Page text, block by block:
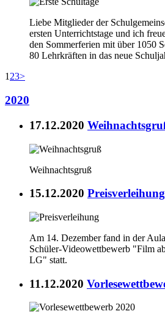
Liebe Mitglieder der
ersten Unterrichtstage und ich
den Sommerferien mit über 1050
80 Lehrkräften in das neue
123>
2020
17.12.2020
Weihnachtsgruß
15.12.2020 Preisverleihung
Am 14. Dezember fand in der
Schüler-Videowettbewerb "Film
LG" statt.
11.12.2020